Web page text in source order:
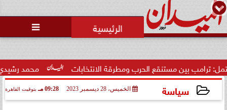

محمد رشيدي: لقاء الرئيس الحرب ومطرقة الانتخابات
سياسة الخميس، 28 ديسمبر 2023 09:28 مـ بتوقيت القاهرة
تصفية الخصوم.. ثورة غضب داخل
نادي الشيخ زايد بسبب الخصومات